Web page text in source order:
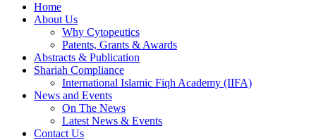
Home
About Us
Why Cytopeutics
Patents, Grants & Awards
Abstracts & Publication
Shariah Compliance
International Islamic Fiqh Academy (IIFA)
News and Events
On The News
Latest News & Events
Contact Us